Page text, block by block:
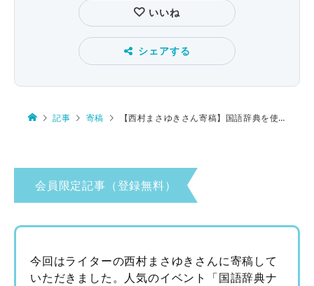
いいね
シェアする
記事 寄稿 【西村まさゆきさん寄稿】国語辞典を使ったゲームについて
会員限定記事（登録無料）
今回はライターの西村まさゆきさんに寄稿して
いただきました。人気のイベント「国語辞典ナ